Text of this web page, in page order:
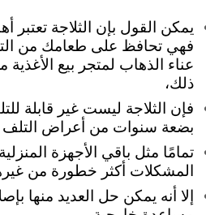
يمكن القول بإن الثلاجة تعتبر
فهي تحافظ على طعامك من
عناء الذهاب لمتجر بيع
ذلك،
فإن الثلاجة ليست غير قابلة
بضعة سنوات من أعراض
تمامًا مثل باقي الأجهزة
المشكلات أكثر خطورة من
إلا أنه يمكن حل العديد منها